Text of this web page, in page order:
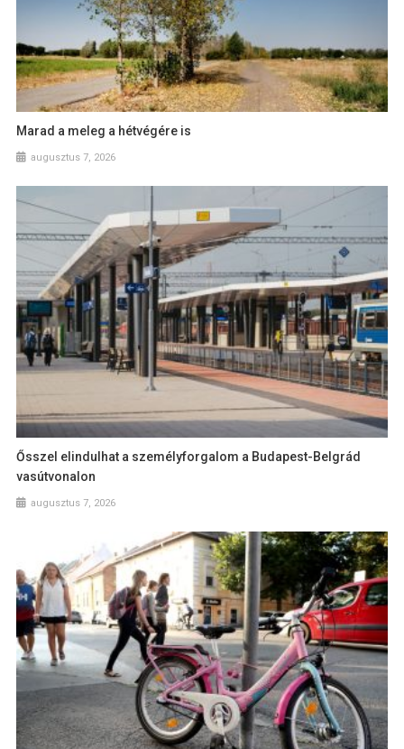
Marad a meleg a hétvégére is
augusztus 7, 2026
Ősszel elindulhat a személyforgalom a Budapest-Belgrád
vasútvonalon
augusztus 7, 2026